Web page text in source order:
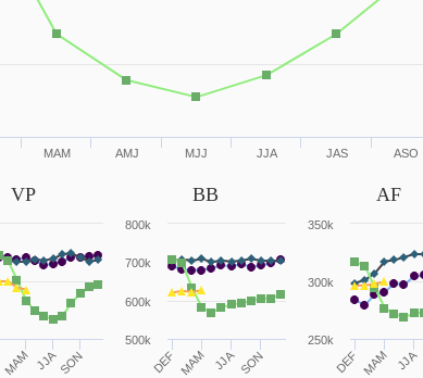
MAM AMJ MJJ JJA JAS ASO
VP
JJA
MAM SON
BB
DEF JJA
MAM SON
500k
600k
700k
800k
AF
DEF JJA
MAM
250k
300k
350k